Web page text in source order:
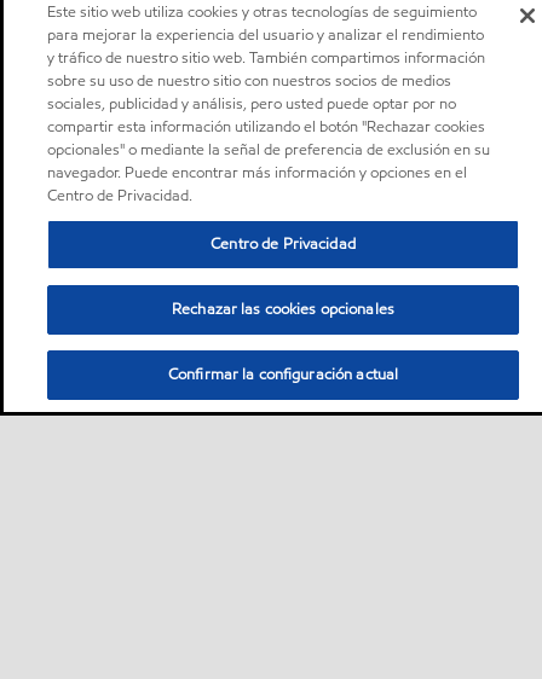
Este sitio web utiliza cookies y otras tecnologías de seguimiento
para mejorar la experiencia del usuario y analizar el rendimiento
y tráfico de nuestro sitio web. También compartimos información
sobre su uso de nuestro sitio con nuestros socios de medios
sociales, publicidad y análisis, pero usted puede optar por no
compartir esta información utilizando el botón "Rechazar cookies
opcionales" o mediante la señal de preferencia de exclusión en su
navegador. Puede encontrar más información y opciones en el
Centro de Privacidad.
Centro de Privacidad
Rechazar las cookies opcionales
Confirmar la configuración actual